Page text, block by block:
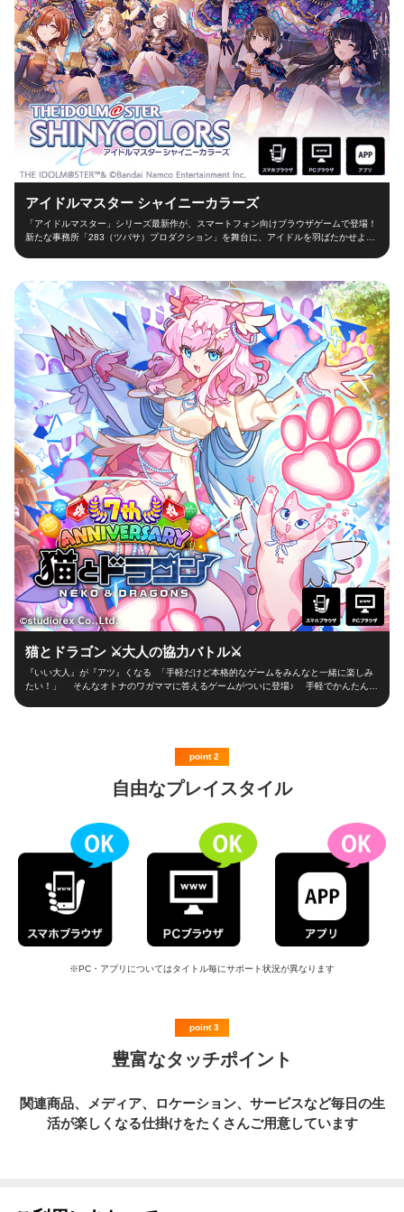
アイドルマスター シャイニーカラーズ
「アイドルマスター」シリーズ最新作が、スマートフォン向けブラウザゲームで登場！
新たな事務所「283（ツバサ）プロダクション」を舞台に、アイドルを羽ばたかせよ
て、レッスンやお仕事、オーディションなどの行動を選択！限られた期間の中でアイド
ルとしての能力を磨き、ファン数を増やそう！ 担当アイドルが夢の祭典「W.I.N.G.」に
出場できるかは、プロデューサーの腕次第！ ■アイドルと信頼関係を深めよう！■ アイ
ドルと信頼関係を築くのもプロデューサーの大切なお仕事！朝の挨拶からライブ直前ま
で、コミュを通じてアイドルを支えよう！ 見事コミュニケーションに成功するとアイ
ドルのテンションが上がり、プロデューサーとの「思い出」が深くなっていきます！ ■
育てたアイドルで、ライブ対戦！■ プロデュースしたアイドルでオリジナルのユニット
を組み、他のライバルプロデューサーとライブ対戦！プロデュースの手腕を競い合い、
目指せ、アイドルマスター！ ■enzaだから、手軽に遊べる■ 長時間のインストール不
要で、いつでもどこでも手軽に遊べる！ 新時代のプロデュース体験がここに実現！
【その他お問い合わせ】 <a target="_blank"
href="https://bnfaq.channel.or.jp/contact/faq_list/1921">https://bnfaq.channel.or.jp/c
ontact/faq_list/1921</a> THE IDOLM@STER™& ©Bandai Namco Entertainment
Inc.
猫とドラゴン ⚔大人の協力バトル⚔
『いい大人』が『アツ』くなる 「手軽だけど本格的なゲームをみんなと一緒に楽しみ
たい！」 そんなオトナのワガママに答えるゲームがついに登場♪ 手軽でかんたん、
伐！ なぞるだけでプチプチ倒してレベルアップ♪ 【ちょこっと冒険、ドラゴン探
索】 探索に行くとドラゴンとバトル！ ドラゴンに力を認められれば卵を託させる
ので 愛情をいっぱい注ぎながら撫でて強力ドラゴンをゲットしよう☆ 【ギルドの仲
間とわいわい協力バトル】 最大15人vs15人で繰り広げられる激熱のギルドバトル！
チャ剣大量ゲット！！キャンペーンも続々開催中】 特別ログインボーナスやビンゴ
パネルミッションなど、様々なキャンペーンが目白押し！ ガチャ剣を大量ゲットし
てガチャを引きまくろう！ さらに1人1回限定で最高レリティのURが確定＆気に入る
まで無限に引き直せる「パートナーガチャ」が開催中！！ 【猫とドラゴン(猫ドラ)基本
情報】 サービス名: 猫とドラゴン(ねことドラゴン、略して猫ドラ) ジャンル: 大人
の協力バトル 推奨環境: iOS 12.0 以上, Android 6.0 以上, PC ブラウザ対応 価格:
基本無料（アイテム課金有り） 運営からのお願い: ねこどら、ネコドラ、ねこド
ラ、ねことドラゴンといった検索ワードでは探せないことがあります。<a
target="_blank" href="https://neko.enza.fun/">https://neko.enza.fun/</a> をお伝えい
ただけるとスムーズです。 ※『累計400万人』はスタジオレックスが提供しているシ
point 2
自由なプレイスタイル
※PC・アプリについてはタイトル毎にサポート状況が異なります
point 3
豊富なタッチポイント
関連商品、メディア、ロケーション、サービスなど毎日の生
活が楽しくなる仕掛けをたくさんご用意しています